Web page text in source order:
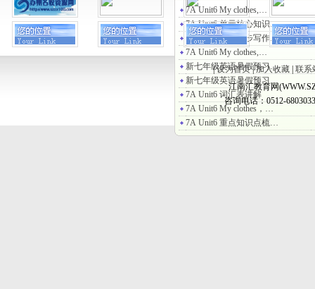
7A Unit6 My clothes,…
7A Unit6 单元核心知识…
7A Unit6 单元同步写作…
7A Unit6 My clothes,…
新七年级英语暑假预习…
新七年级英语暑假预习…
7A Unit6 词汇表讲解
7A Unit6 My clothes，…
7A Unit6 重点知识点梳…
|设为首页|加入收藏| 联系
江南汇教育网
咨询电话：0512-